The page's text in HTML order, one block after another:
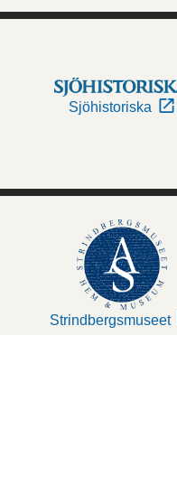
Sjöhistoriska
Strindbergsmuseet